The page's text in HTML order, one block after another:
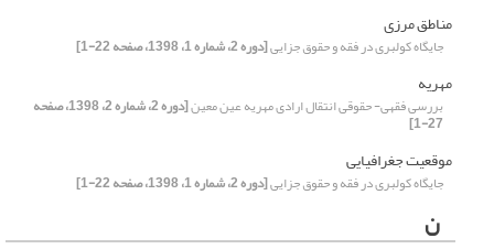
مناطق مرزی
جایگاه کولبری در فقه و حقوق جزایی[دوره 2، شماره 1، 1398، صفحه 22-1]
مهریه
بررسی فقهی- حقوقی انتقال ارادی مهریه عین معین [دوره 2، شماره 2، 1398، صفحه
27-1]
موقعیت جغرافیایی
جایگاه کولبری در فقه و حقوق جزایی[دوره 2، شماره 1، 1398، صفحه 22-1]
ن